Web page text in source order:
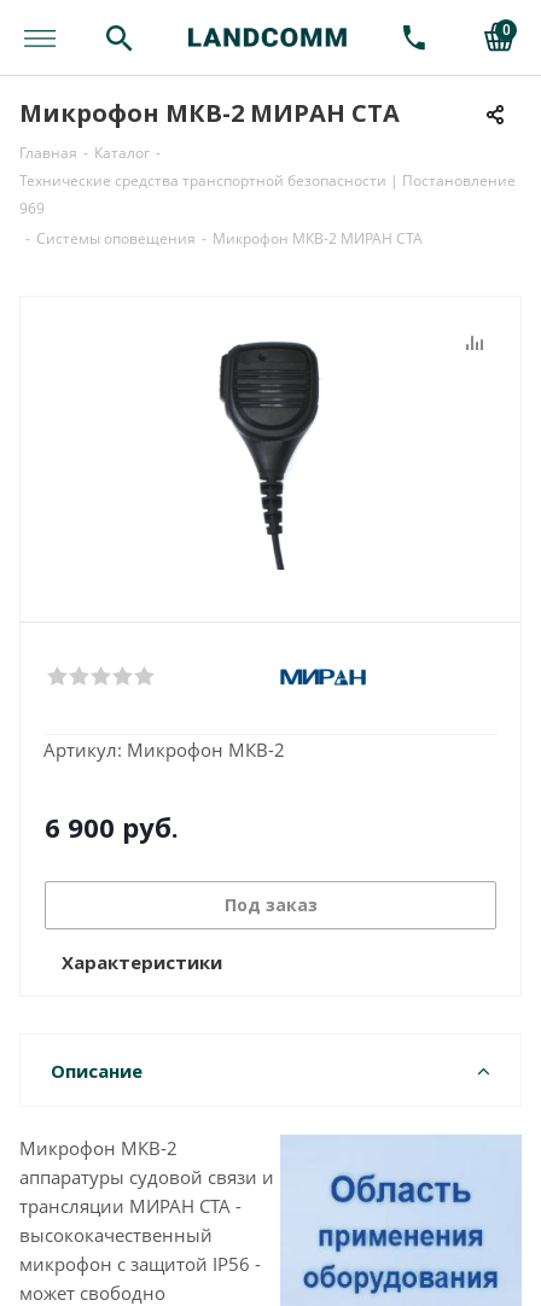
0
Микрофон МКВ-2 МИРАН СТА
Главная - Каталог -
Технические средства транспортной безопасности | Постановление
969
- Системы оповещения - Микрофон МКВ-2 МИРАН СТА
Артикул: Микрофон МКВ-2
6 900 руб.
Под заказ
Характеристики
Описание
Микрофон МКВ-2
аппаратуры судовой связи и
трансляции МИРАН СТА -
высококачественный
микрофон с защитой IP56 -
может свободно